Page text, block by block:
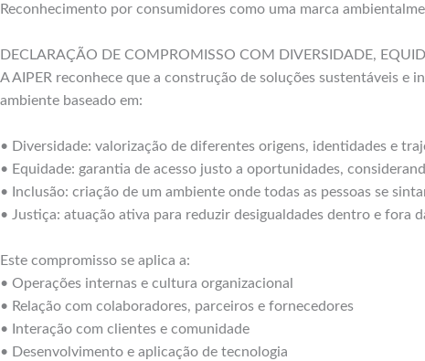
Reconhecimento por consumidores como uma marca
DECLARAÇÃO DE COMPROMISSO COM DIVERSIDADE,
A AIPER reconhece que a construção de soluções sustentáveis e
ambiente baseado em:
• Diversidade: valorização de diferentes origens, identidades e
• Equidade: garantia de acesso justo a oportunidades,
• Inclusão: criação de um ambiente onde todas as pessoas se
• Justiça: atuação ativa para reduzir desigualdades dentro e fora
Este compromisso se aplica a:
• Operações internas e cultura organizacional
• Relação com colaboradores, parceiros e fornecedores
• Interação com clientes e comunidade
• Desenvolvimento e aplicação de tecnologia